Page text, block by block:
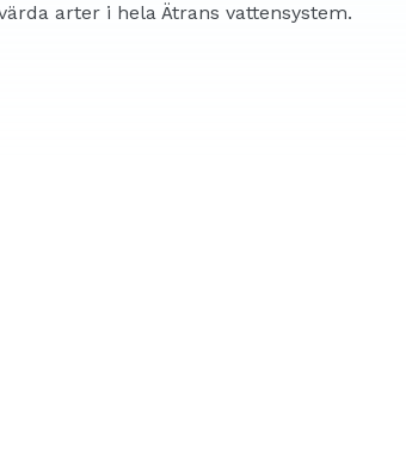
arter i hela Ätrans vattensystem.